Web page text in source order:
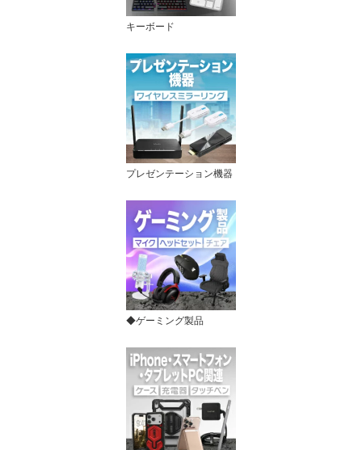
キーボード
プレゼンテーション機器
◆ゲーミング製品